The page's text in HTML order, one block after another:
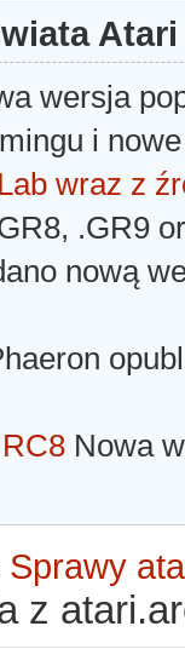
Atari
wersja
i
wraz z
.GR9
nową
Nowa
Sprawy
z